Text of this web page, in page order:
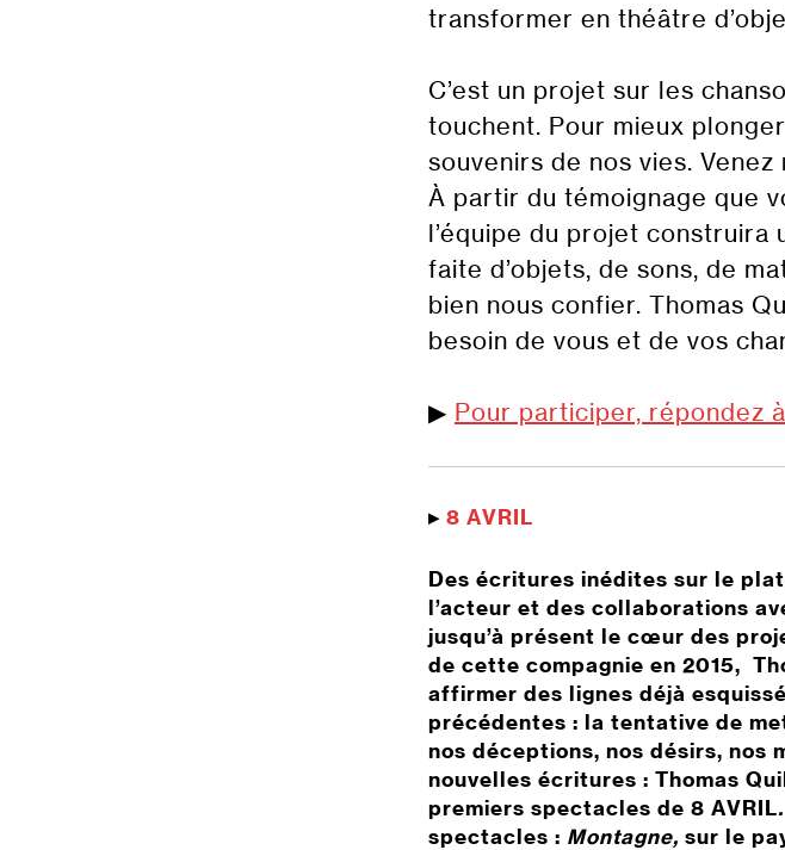
transformer en théâtre
C’est un projet sur les
touchent. Pour mieux
souvenirs de nos vies.
À partir du témoignage que
l’équipe du projet construira
faite d’objets, de sons, de
bien nous confier. Thomas
besoin de vous et de vos
▶︎ Pour participer, répondez
▸ 8 AVRIL
Des écritures inédites sur le
l’acteur et des collaborations
jusqu’à présent le cœur des
de cette compagnie en 2015,
affirmer des lignes déjà
précédentes : la tentative de
nos déceptions, nos désirs, nos
nouvelles écritures : Thomas
premiers spectacles de 8 AVRIL.
spectacles : Montagne, sur le